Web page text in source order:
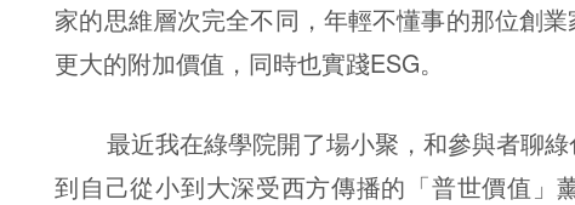
家的思維層次完全不同，年輕不懂事的那位創
更大的附加價值，同時也實踐ESG。
最近我在綠學院開了場小聚，和參與者聊綠
到自己從小到大深受西方傳播的「普世價值」